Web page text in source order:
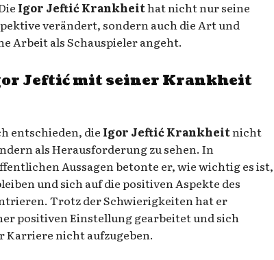
Igor Jeftić Krankheithat nicht nur seine
verändert, sondern auch die Art und
Arbeit als Schauspieler angeht.
Jeftić mit seiner Krankheit
entschieden, die Igor Jeftić Krankheitnicht
als Herausforderung zu sehen. In
Aussagen betonte er, wie wichtig es ist,
und sich auf die positiven Aspekte des
Trotz der Schwierigkeiten hat er
positiven Einstellung gearbeitet und sich
Karriere nicht aufzugeben.